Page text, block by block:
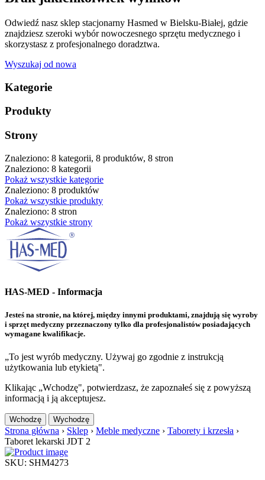
Odwiedź nasz sklep stacjonarny Hasmed w Bielsku-Białej, gdzie
znajdziesz szeroki wybór nowoczesnego sprzętu medycznego i
skorzystasz z profesjonalnego doradztwa.
Wyszukaj od nowa
Kategorie
Produkty
Strony
Znaleziono: 8 kategorii, 8 produktów, 8 stron
Znaleziono: 8 kategorii
Pokaż wszystkie kategorie
Znaleziono: 8 produktów
Pokaż wszystkie produkty
Znaleziono: 8 stron
Pokaż wszystkie strony
HAS-MED - Informacja
Jesteś na stronie, na której, między innymi produktami, znajdują się wyroby
i sprzęt medyczny przeznaczony tylko dla profesjonalistów posiadających
wymagane kwalifikacje.
„To jest wyrób medyczny. Używaj go zgodnie z instrukcją
użytkowania lub etykietą".
Klikając „Wchodzę", potwierdzasz, że zapoznałeś się z powyższą
informacją i ją akceptujesz.
Wchodzę Wychodzę
Strona główna › Sklep › Meble medyczne › Taborety i krzesła ›
Taboret lekarski JDT 2
SKU: SHM4273